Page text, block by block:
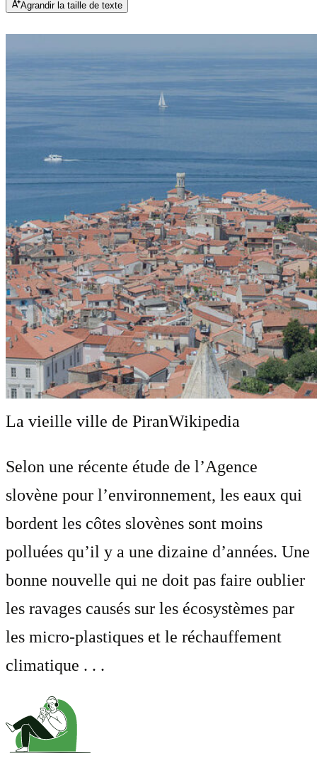
Agrandir la taille de texte
La vieille ville de PiranWikipedia
Selon une récente étude de l’Agence
slovène pour l’environnement, les eaux qui
bordent les côtes slovènes sont moins
polluées qu’il y a une dizaine d’années. Une
bonne nouvelle qui ne doit pas faire oublier
les ravages causés sur les écosystèmes par
les micro-plastiques et le réchauffement
climatique . . .